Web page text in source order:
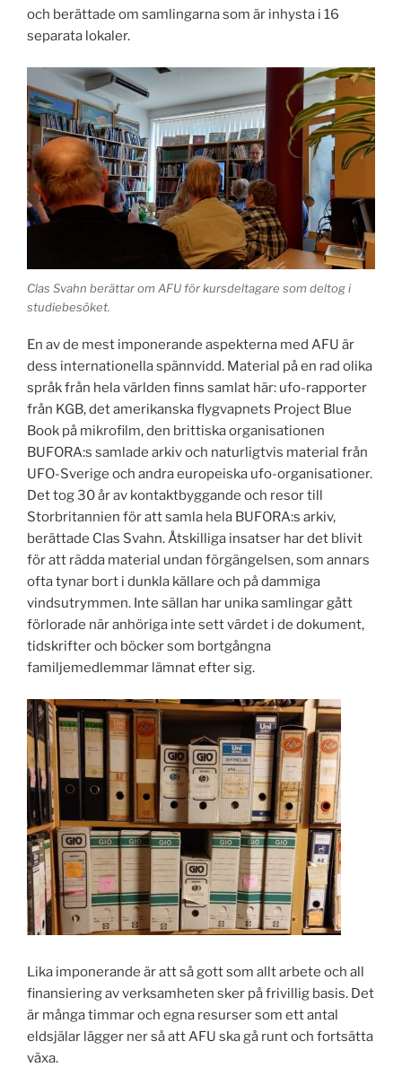
och berättade om samlingarna som är inhysta i 16
separata lokaler.
Clas Svahn berättar om AFU för kursdeltagare som deltog i
studiebesöket.
En av de mest imponerande aspekterna med AFU är
dess internationella spännvidd. Material på en rad olika
språk från hela världen finns samlat här: ufo-rapporter
från KGB, det amerikanska flygvapnets Project Blue
Book på mikrofilm, den brittiska organisationen
BUFORA:s samlade arkiv och naturligtvis material från
UFO-Sverige och andra europeiska ufo-organisationer.
Det tog 30 år av kontaktbyggande och resor till
Storbritannien för att samla hela BUFORA:s arkiv,
berättade Clas Svahn. Åtskilliga insatser har det blivit
för att rädda material undan förgängelsen, som annars
ofta tynar bort i dunkla källare och på dammiga
vindsutrymmen. Inte sällan har unika samlingar gått
förlorade när anhöriga inte sett värdet i de dokument,
tidskrifter och böcker som bortgångna
familjemedlemmar lämnat efter sig.
Lika imponerande är att så gott som allt arbete och all
finansiering av verksamheten sker på frivillig basis. Det
är många timmar och egna resurser som ett antal
eldsjälar lägger ner så att AFU ska gå runt och fortsätta
växa.